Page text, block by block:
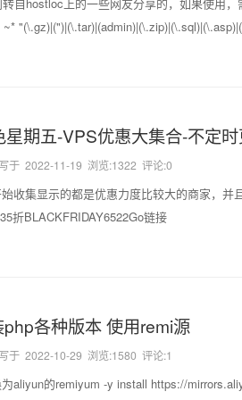
~*
期五-VPS优惠大集合-不定
于 2022-11-19 浏览:1322 评论:0
收集显示的都是优惠力度比较大的商家，
折BLACKFRIDAY6522Go链接
各种版本 使用remi源
于 2022-10-29 浏览:1580 评论:1
aliyun的remiyum -y install https://